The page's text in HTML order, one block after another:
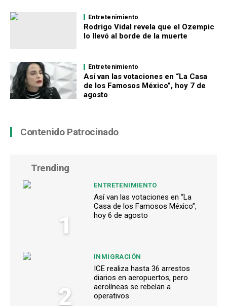
Entretenimiento
Rodrigo Vidal revela que el Ozempic
lo llevó al borde de la muerte
Entretenimiento
Así van las votaciones en “La Casa
de los Famosos México”, hoy 7 de
agosto
Contenido Patrocinado
Trending
1
ENTRETENIMIENTO
Así van las votaciones en “La
Casa de los Famosos México”,
hoy 6 de agosto
2
INMIGRACIÓN
ICE realiza hasta 36 arrestos
diarios en aeropuertos, pero
aerolíneas se rebelan a
operativos